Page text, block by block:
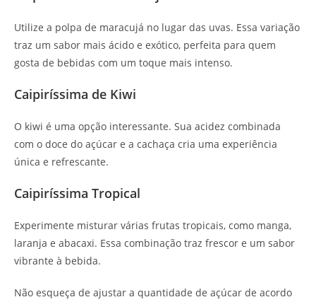
Utilize a polpa de maracujá no lugar das uvas. Essa variação
traz um sabor mais ácido e exótico, perfeita para quem
gosta de bebidas com um toque mais intenso.
Caipiríssima de Kiwi
O kiwi é uma opção interessante. Sua acidez combinada
com o doce do açúcar e a cachaça cria uma experiência
única e refrescante.
Caipiríssima Tropical
Experimente misturar várias frutas tropicais, como manga,
laranja e abacaxi. Essa combinação traz frescor e um sabor
vibrante à bebida.
Não esqueça de ajustar a quantidade de açúcar de acordo